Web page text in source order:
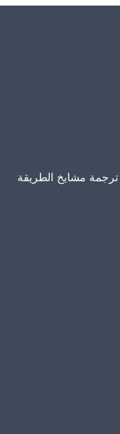
ترجمة مشايخ الطريقة